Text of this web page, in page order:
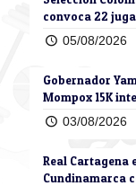
convoca 22
05/08/2026
Gobernador
Mompox 15K
03/08/2026
Real Cartagena
Cundinamarca